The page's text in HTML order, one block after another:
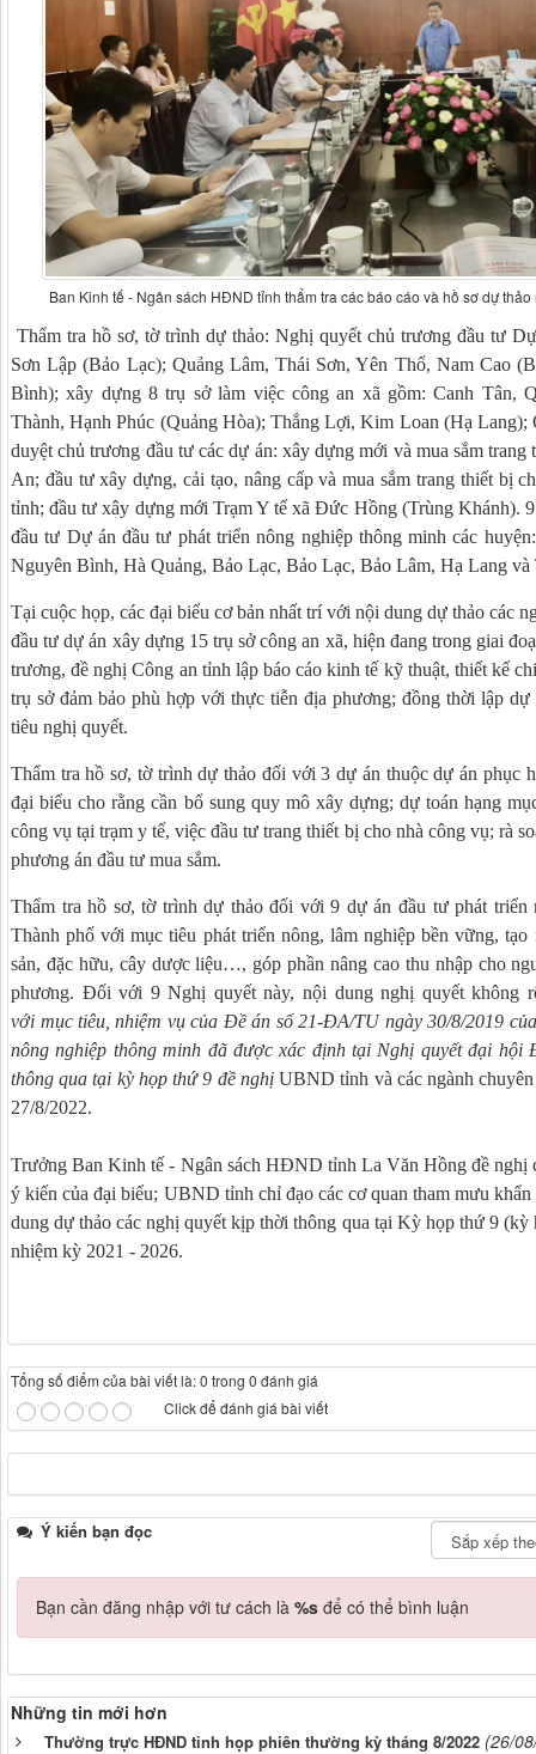
Ban Kinh tế - Ngân sách HĐND tỉnh thẩm tra các báo cáo và hồ sơ dự
Thẩm tra hồ sơ, tờ trình dự thảo: Nghị quyết chủ trương đầu tư
Sơn Lập (Bảo Lạc); Quảng Lâm, Thái Sơn, Yên Thổ, Nam Cao
Bình); xây dựng 8 trụ sở làm việc công an xã gồm: Canh Tân,
Thành, Hạnh Phúc (Quảng Hòa); Thắng Lợi, Kim Loan (Hạ
duyệt chủ trương đầu tư các dự án: xây dựng mới và mua sắm
An; đầu tư xây dựng, cải tạo, nâng cấp và mua sắm trang thiết bị
tỉnh; đầu tư xây dựng mới Trạm Y tế xã Đức Hồng (Trùng Khánh).
đầu tư Dự án đầu tư phát triển nông nghiệp thông minh các
Nguyên Bình, Hà Quảng, Bảo Lạc, Bảo Lạc, Bảo Lâm, Hạ Lang và
Tại cuộc họp, các đại biểu cơ bản nhất trí với nội dung dự thảo các
đầu tư dự án xây dựng 15 trụ sở công an xã, hiện đang trong giai
trương, đề nghị Công an tỉnh lập báo cáo kinh tế kỹ thuật, thiết kế
trụ sở đảm bảo phù hợp với thực tiễn địa phương; đồng thời lập
tiêu nghị quyết.
Thẩm tra hồ sơ, tờ trình dự thảo đối với 3 dự án thuộc dự án phục
đại biểu cho rằng cần bổ sung quy mô xây dựng; dự toán hạng
công vụ tại trạm y tế, việc đầu tư trang thiết bị cho nhà công vụ; rà
phương án đầu tư mua sắm.
Thẩm tra hồ sơ, tờ trình dự thảo đối với 9 dự án đầu tư phát triển
Thành phố với mục tiêu phát triển nông, lâm nghiệp bền vững,
sản, đặc hữu, cây dược liệu…, góp phần nâng cao thu nhập cho
phương. Đối với 9 Nghị quyết này, nội dung nghị quyết không
với mục tiêu, nhiệm vụ của Đề án số 21-ĐA/TU ngày 30/8/2019
nông nghiệp thông minh đã được xác định tại Nghị quyết đại
thông qua tại kỳ họp thứ 9 đề nghịUBND tỉnh và các ngành
27/8/2022.
Trưởng Ban Kinh tế - Ngân sách HĐND tỉnh La Văn Hồng đề nghị
ý kiến của đại biểu; UBND tỉnh chỉ đạo các cơ quan tham mưu
dung dự thảo các nghị quyết kịp thời thông qua tại Kỳ họp thứ 9
nhiệm kỳ 2021 - 2026.
Tổng số điểm của bài viết là: 0 trong 0 đánh giá
Click để đánh giá bài viết
Ý kiến bạn đọc
Bạn cần đăng nhập với tư cách là %s để có thể bình luận
Những tin mới hơn
Thường trực HĐND tỉnh họp phiên thường kỳ tháng 8/2022 (26/